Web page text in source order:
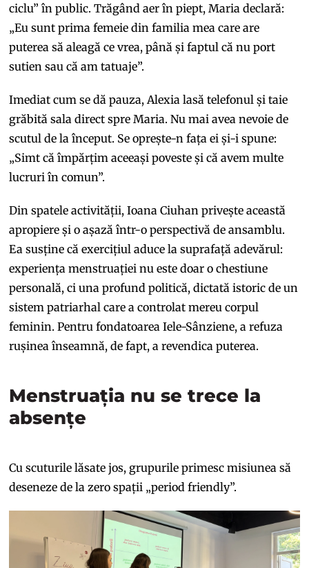
ciclu” în public. Trăgând aer în piept, Maria declară:
„Eu sunt prima femeie din familia mea care are
puterea să aleagă ce vrea, până și faptul că nu port
sutien sau că am tatuaje”.
Imediat cum se dă pauza, Alexia lasă telefonul și taie
grăbită sala direct spre Maria. Nu mai avea nevoie de
scutul de la început. Se oprește-n fața ei și-i spune:
„Simt că împărțim aceeași poveste și că avem multe
lucruri în comun”.
Din spatele activității, Ioana Ciuhan privește această
apropiere și o așază într-o perspectivă de ansamblu.
Ea susține că exercițiul aduce la suprafață adevărul:
experiența menstruației nu este doar o chestiune
personală, ci una profund politică, dictată istoric de un
sistem patriarhal care a controlat mereu corpul
feminin. Pentru fondatoarea Iele-Sânziene, a refuza
rușinea înseamnă, de fapt, a revendica puterea.
Menstruația nu se trece la
absențe
Cu scuturile lăsate jos, grupurile primesc misiunea să
deseneze de la zero spații „period friendly”.